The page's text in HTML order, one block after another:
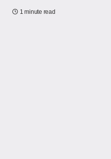
1 minute read